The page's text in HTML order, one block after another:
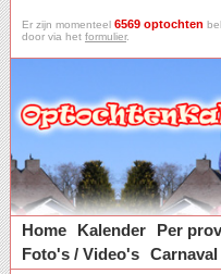
Er zijn momenteel 6569 optochten
door via het formulier.
Home
Kalender Per
Foto's / Video's Carnaval